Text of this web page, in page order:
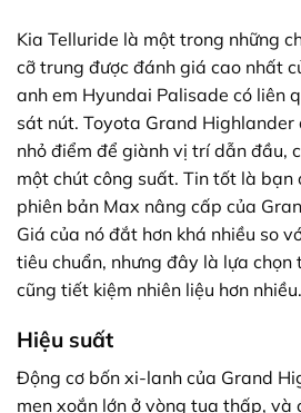
Kia Telluride là một trong những
cỡ trung được đánh giá cao nhất
anh em Hyundai Palisade có liên
sát nút. Toyota Grand Highlander
nhỏ điểm để giành vị trí dẫn đầu,
một chút công suất. Tin tốt là bạn
phiên bản Max nâng cấp của
Giá của nó đắt hơn khá nhiều so
tiêu chuẩn, nhưng đây là lựa chọn
cũng tiết kiệm nhiên liệu hơn nhiều.
Hiệu suất
Động cơ bốn xi-lanh của Grand
men xoắn lớn ở vòng tua thấp, và